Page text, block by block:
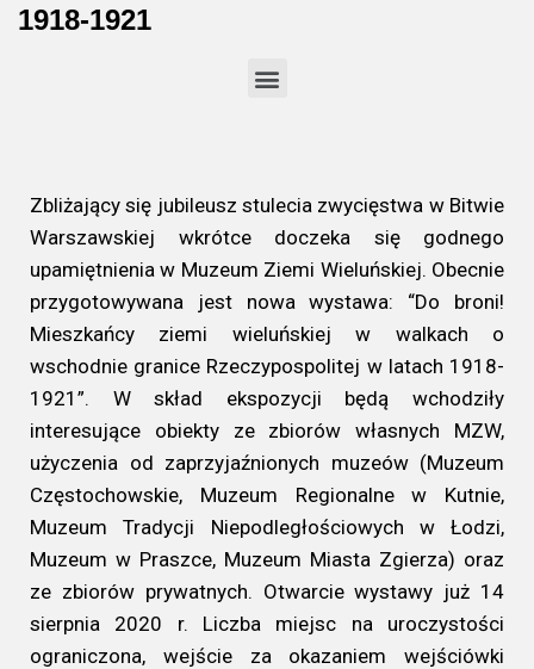
1918-1921
Zbliżający się jubileusz stulecia zwycięstwa w Bitwie
Warszawskiej wkrótce doczeka się godnego
upamiętnienia w Muzeum Ziemi Wieluńskiej. Obecnie
przygotowywana jest nowa wystawa: “Do broni!
Mieszkańcy ziemi wieluńskiej w walkach o
wschodnie granice Rzeczypospolitej w latach 1918-
1921”. W skład ekspozycji będą wchodziły
interesujące obiekty ze zbiorów własnych MZW,
użyczenia od zaprzyjaźnionych muzeów (Muzeum
Częstochowskie, Muzeum Regionalne w Kutnie,
Muzeum Tradycji Niepodległościowych w Łodzi,
Muzeum w Praszce, Muzeum Miasta Zgierza) oraz
ze zbiorów prywatnych. Otwarcie wystawy już 14
sierpnia 2020 r. Liczba miejsc na uroczystości
ograniczona, wejście za okazaniem wejściówki